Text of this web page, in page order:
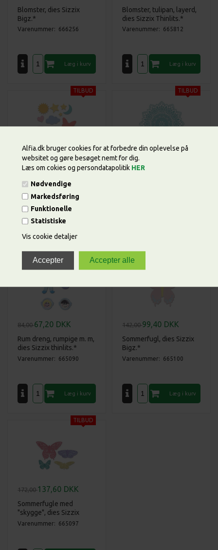
Alfia.dk bruger cookies for at forbedre din oplevelse på
websitet og gøre besøget nemt for dig.
Læs om cokies og persondatapolitik HER
Nødvendige
Markedsføring
Funktionelle
Statistiske
Vis cookie detaljer
Blomster, dies Sizzix
Bigz.*
Varenummer: 666256
Blomster, tulipan, layerd,
dies Sizzix Thinlits.*
Varenummer: 665812
114,00115,20 DKK
Hinlits die sæt 16 hk
basale former af Debi
Potter, dies Sizzix
thinlits.*
Varenummer: 665185
110,00
84,0067,20 DKK
Rum dreng, rumpige m. m,
dies Sizzix thinlits.*
Varenummer: 665090
142,0099,40 DKK
Sommerfugl, dies Sizzix
Bigz.*
Varenummer: 665100
172,00137,60 DKK
Sommerfugle med
"skygge", dies Sizzix
thinlits.*
Varenummer: 665097